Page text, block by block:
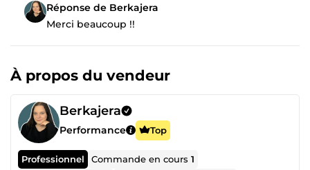
Réponse de Berkajera
Merci beaucoup !!
À propos du vendeur
Berkajera
Performance Top
Professionnel Commande en cours1